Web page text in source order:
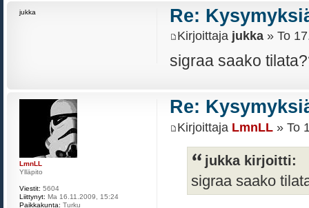
Re:
Kirjoittaja jukka» To
sigraa saako
jukka
Re:
Kirjoittaja LmnLL» To
jukka kirjoitti:
sigraa saako
LmnLL
Ylläpito
Viestit: 5604
Liittynyt: Ma 16.11.2009, 15:24
Paikkakunta: Turku